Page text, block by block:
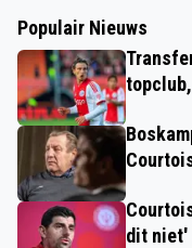
Populair Nieuws
dit niet'